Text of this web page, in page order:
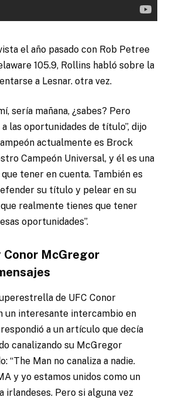
el año pasado con Rob Petree
105.9, Rollins habló sobre la
a Lesnar. otra vez.
sería mañana, ¿sabes? Pero
las oportunidades de título”, dijo
actualmente es Brock
Campeón Universal, y él es una
tener en cuenta. También es
su título y pelear en su
realmente tienes que tener
oportunidades”.
Conor McGregor
de UFC Conor
un interesante intercambio en
a un artículo que decía
canalizando su McGregor
“The Man no canaliza a nadie.
y yo estamos unidos como un
irlandeses. Pero si alguna vez